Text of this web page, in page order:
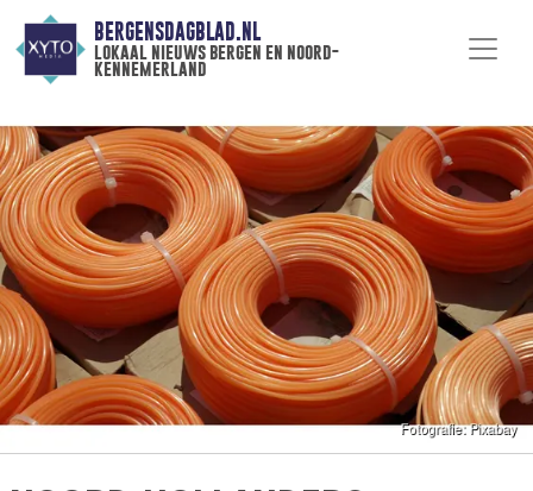
BERGENSDAGBLAD.NL
lokaal nieuws bergen en noord-
kennemerland